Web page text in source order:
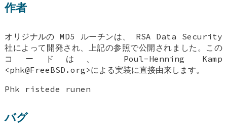
作者
オリジナルの MD5 ルーチンは、 RSA Data Security
社によって開発され、上記の参照で公開されました。この
コードは、 Poul-Henning Kamp
<phk@FreeBSD.org>による実装に直接由来します。
Phk ristede runen
バグ